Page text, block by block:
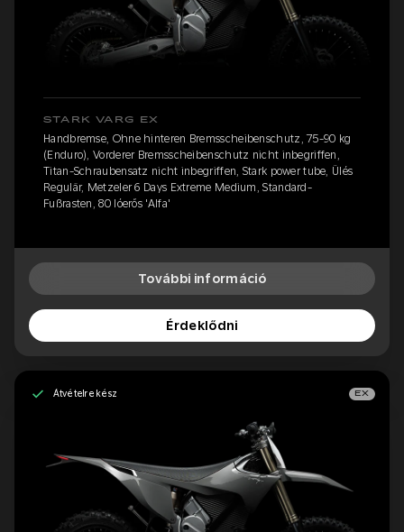
STARK VARG EX
Handbremse, Ohne hinteren Bremsscheibenschutz, 75-90 kg
(Enduro), Vorderer Bremsscheibenschutz nicht inbegriffen,
Titan-Schraubensatz nicht inbegriffen, Stark power tube, Ülés
Regulär, Metzeler 6 Days Extreme Medium, Standard-
Fußrasten, 80 lóerős 'Alfa'
További információ
Érdeklődni
Átvételre kész EX